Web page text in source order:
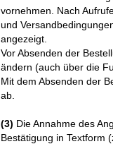
vornehmen. Nach
und
angezeigt.
Vor Absenden der
ändern (auch über die
Mit dem Absenden der
ab.
(3) Die Annahme des
Bestätigung in Textform